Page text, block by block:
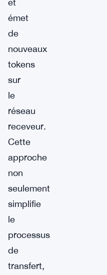
et
émet
de
nouveaux
tokens
sur
le
réseau
receveur.
Cette
approche
non
seulement
simplifie
le
processus
de
transfert,